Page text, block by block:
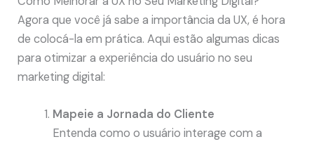
Agora que você já sabe a importância da UX, é hora
de colocá-la em prática. Aqui estão algumas dicas
para otimizar a experiência do usuário no seu
marketing digital:
Mapeie a Jornada do Cliente
Entenda como o usuário interage com a